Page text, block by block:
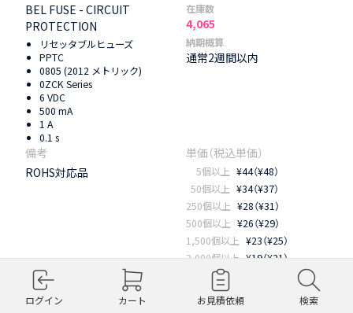
BEL FUSE - CIRCUIT
PROTECTION
リセッタブルヒューズ
PPTC
0805 (2012 メトリック)
0ZCK Series
6 VDC
500 mA
1 A
0.1 s
在庫数
4,065
納期概算
通常2週間以内
ROHS対応品 5個以上 ¥44（¥48）
50個以上 ¥34（¥37）
250個以上 ¥28（¥31）
500個以上 ¥26（¥29）
1,500個以上 ¥23（¥25）
3,000個以上 ¥19（¥21）
追加
ログイン カート お見積依頼 検索